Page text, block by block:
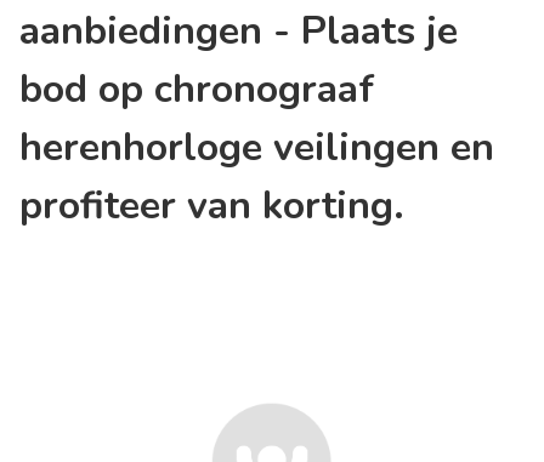
aanbiedingen - Plaats je
bod op chronograaf
herenhorloge veilingen en
profiteer van korting.